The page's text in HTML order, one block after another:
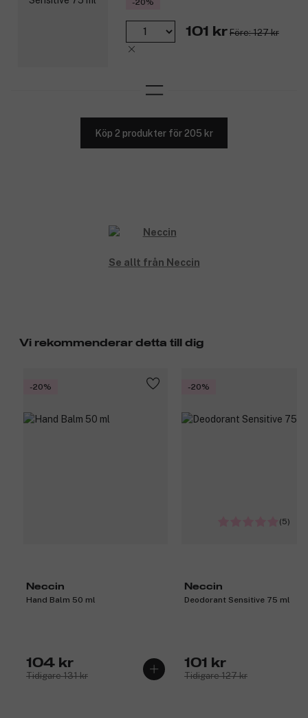
-20%
101 kr Före: 127 kr
Köp 2 produkter för 205 kr
Se allt från Neccin
Vi rekommenderar detta till dig
-20%
Neccin
Hand Balm 50 ml
104 kr
Tidigare 131 kr
-20%
(5)
Neccin
Deodorant Sensitive 75 ml
101 kr
Tidigare 127 kr